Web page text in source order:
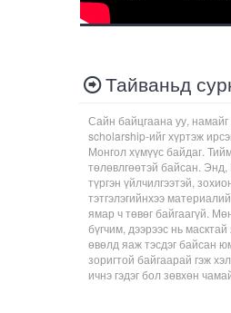
Тайваньд
Сайн байцгаана уу, намайг
scholarship-ийг хүртэж
Монгол хүмүүс байдаг.
төлөвлгөөтэй байсан.
түргэн үйлчилгээтэй,
тэтгэлэгийнхээ
ямар ч төвөг байгаагүй.
бүгчим, дээрээс нь
өвөлд яаж тэсдэг байсан
зоригтой байгаарай гэж
ичнэ гэдэг бол зөвхөн